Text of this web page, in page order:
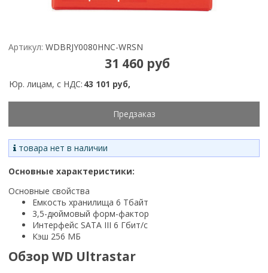
Артикул: WDBRJY0080HNC-WRSN
31 460 руб
Юр. лицам, с НДС: 43 101 руб,
Предзаказ
товара нет в наличии
Основные характеристики:
Основные свойства
Емкость хранилища 6 Тбайт
3,5-дюймовый форм-фактор
Интерфейс SATA III 6 Гбит/с
Кэш 256 МБ
Обзор WD Ultrastar